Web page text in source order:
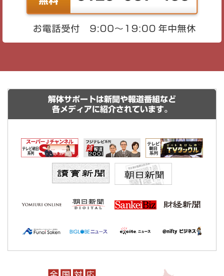
解体サポートは新聞や報道番組など
各メディアに紹介されています。